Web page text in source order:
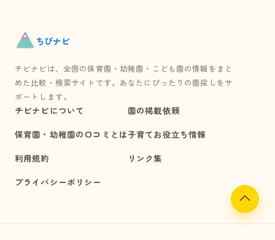
ちびナビ
チビナビは、全国の保育園・幼稚園・こども園の情報をまと
めた比較・検索サイトです。あなたにぴったりの園探しをサ
ポートします。
チビナビについて
保育園・幼稚園の口コミとは
利用規約
プライバシーポリシー
園の掲載依頼
子育てお役立ち情報
リンク集